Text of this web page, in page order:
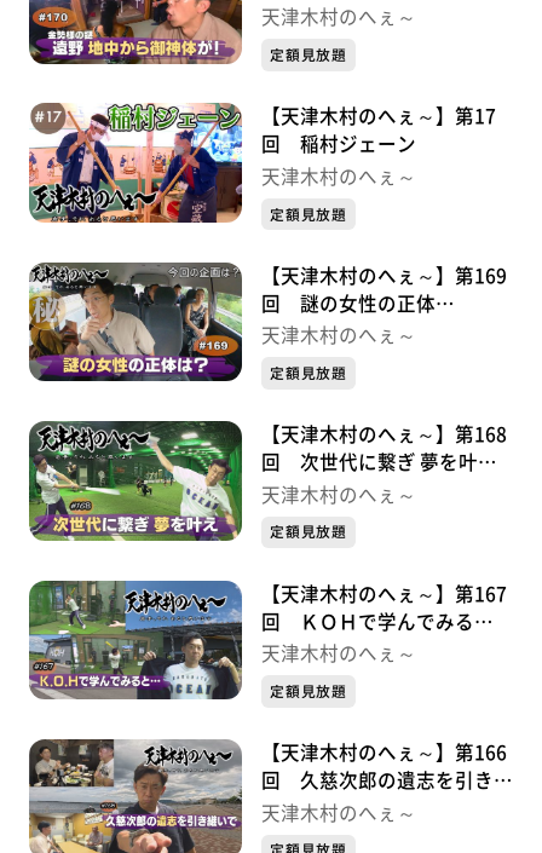
が！・・・金勢様シリーズ②
天津木村のへぇ～
定額見放題
【天津木村のへぇ～】第17
回 稲村ジェーン
天津木村のへぇ～
定額見放題
【天津木村のへぇ～】第169
回 謎の女性の正体
は？・・・金勢様シリーズ①
天津木村のへぇ～
定額見放題
【天津木村のへぇ～】第168
回 次世代に繋ぎ 夢を叶
え・・・久慈次郎シリーズ９
天津木村のへぇ～
定額見放題
【天津木村のへぇ～】第167
回 ＫＯＨで学んでみる
と・・・久慈次郎シリーズ⑧
天津木村のへぇ～
定額見放題
【天津木村のへぇ～】第166
回 久慈次郎の遺志を引き継
いで！・・・・・久慈次郎シ
天津木村のへぇ～